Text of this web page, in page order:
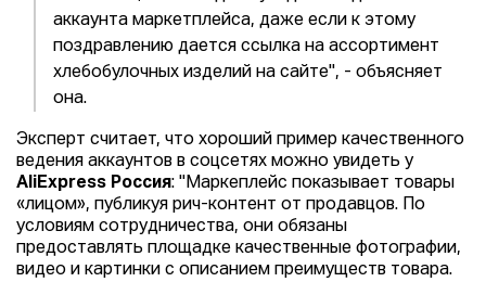
аккаунта маркетплейса, даже если к этому
поздравлению дается ссылка на ассортимент
хлебобулочных изделий на сайте", - объясняет
она.
Эксперт считает, что хороший пример качественного
ведения аккаунтов в соцсетях можно увидеть у
AliExpress Россия: "Маркеплейс показывает товары
«лицом», публикуя рич-контент от продавцов. По
условиям сотрудничества, они обязаны
предоставлять площадке качественные фотографии,
видео и картинки с описанием преимуществ товара.